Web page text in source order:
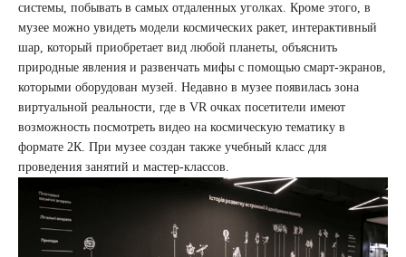
системы, побывать в самых отдаленных уголках. Кроме этого, в
музее можно увидеть модели космических ракет, интерактивный
шар, который приобретает вид любой планеты, объяснить
природные явления и развенчать мифы с помощью смарт-экранов,
которыми оборудован музей. Недавно в музее появилась зона
виртуальной реальности, где в VR очках посетители имеют
возможность посмотреть видео на космическую тематику в
формате 2К. При музее создан также учебный класс для
проведения занятий и мастер-классов.